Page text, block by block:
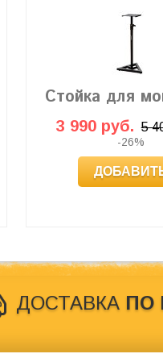
ДОСТАВКА ПО
Стойка для
3 990 руб. 5
-26%
звукового
офертой, определяемой